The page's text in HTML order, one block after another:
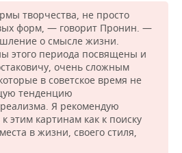
творчества, не просто
форм, — говорит Пронин. —
о смысле жизни.
этого периода посвящены и
очень сложным
в советское время не
тенденцию
Я рекомендую
этим картинам как к поиску
в жизни, своего стиля,